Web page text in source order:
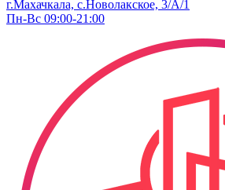
г.Махачкала, с.​Новолакское, 3/А/1
Пн-Вс 09:00-21:00